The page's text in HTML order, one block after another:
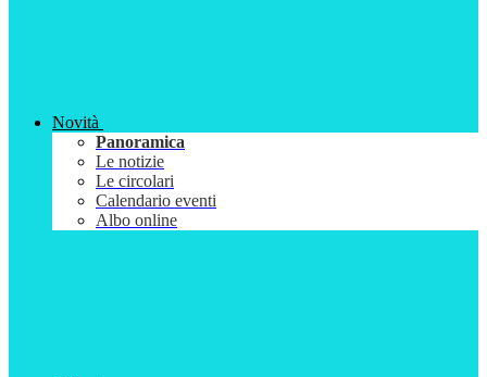
Novità
Panoramica
Le notizie
Le circolari
Calendario eventi
Albo online